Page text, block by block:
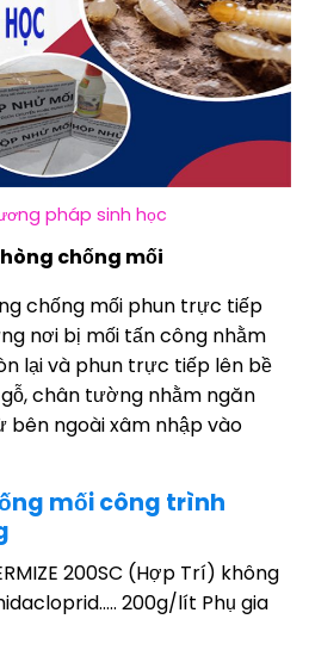
pháp sinh học
chống mối
chống mối phun trực tiếp
nơi bị mối tấn công nhằm
lại và phun trực tiếp lên bề
chân tường nhằm ngăn
bên ngoài xâm nhập vào
mối công trình
200SC (Hợp Trí) không
200g/lít Phụ gia